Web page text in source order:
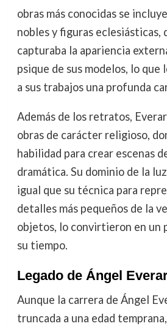
obras más conocidas se
nobles y figuras eclesiásticas,
capturaba la apariencia
psique de sus modelos, lo
a sus trabajos una profunda
Además de los retratos,
obras de carácter religioso,
habilidad para crear escenas
dramática. Su dominio de la
igual que su técnica para
detalles más pequeños de la
objetos, lo convirtieron en un
su tiempo.
Legado de Ángel
Aunque la carrera de Ángel
truncada a una edad